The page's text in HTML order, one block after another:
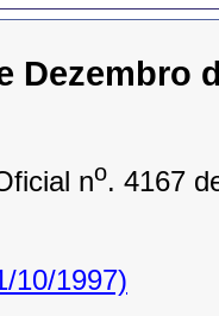
Dezembro
no. 4167
10/1997)